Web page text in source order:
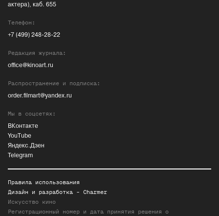
актера), каб. 655
Телефон:
+7 (499) 248-28-22
Редакция журнала:
office@kinoart.ru
Распространение и подписка:
order.filmart@yandex.ru
Мы в соцсетях:
ВКонтакте
YouTube
Яндекс.Дзен
Telegram
Правила использования
Дизайн и разработка - Charmer
Искусство кино
Регистрационный номер и дата принятия решения о